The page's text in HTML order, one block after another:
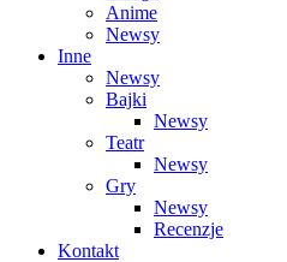
Anime
Newsy
Inne
Newsy
Bajki
Newsy
Teatr
Newsy
Gry
Newsy
Recenzje
Kontakt